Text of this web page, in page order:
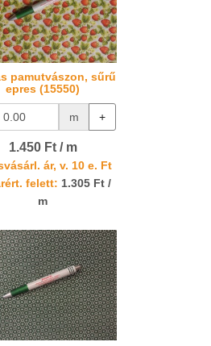
pamutvászon, sűrű
epres (15550)
m +
1.450 Ft / m
ár, v. 10 e. Ft
felett: 1.305 Ft /
m